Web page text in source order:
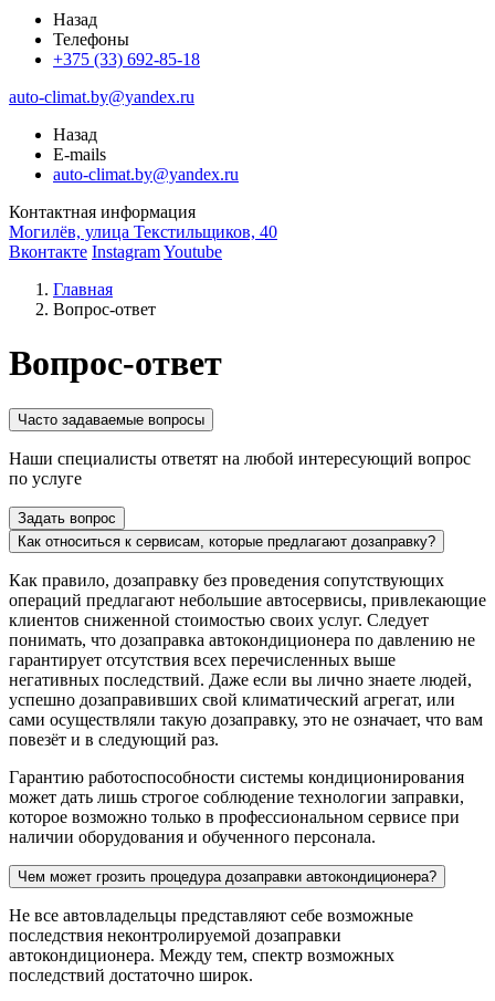
Назад
Телефоны
+375 (33) 692-85-18
auto-climat.by@yandex.ru
Назад
E-mails
auto-climat.by@yandex.ru
Контактная информация
Могилёв, улица Текстильщиков, 40
Вконтакте InstagramYoutube
Главная
Вопрос-ответ
Вопрос-ответ
Часто задаваемые вопросы
Наши специалисты ответят на любой интересующий вопрос
по услуге
Задать вопрос
Как относиться к сервисам, которые предлагают дозаправку?
Как правило, дозаправку без проведения сопутствующих
операций предлагают небольшие автосервисы, привлекающие
клиентов сниженной стоимостью своих услуг. Следует
понимать, что дозаправка автокондиционера по давлению не
гарантирует отсутствия всех перечисленных выше
негативных последствий. Даже если вы лично знаете людей,
успешно дозаправивших свой климатический агрегат, или
сами осуществляли такую дозаправку, это не означает, что вам
повезёт и в следующий раз.
Гарантию работоспособности системы кондиционирования
может дать лишь строгое соблюдение технологии заправки,
которое возможно только в профессиональном сервисе при
наличии оборудования и обученного персонала.
Чем может грозить процедура дозаправки автокондиционера?
Не все автовладельцы представляют себе возможные
последствия неконтролируемой дозаправки
автокондиционера. Между тем, спектр возможных
последствий достаточно широк.